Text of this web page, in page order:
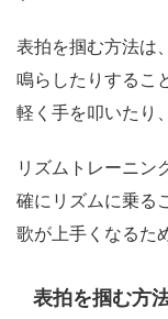
表拍を掴む方法は
鳴らしたりするこ
軽く手を叩いたり
リズムトレーニン
確にリズムに乗る
歌が上手くなるた
表拍を掴む方